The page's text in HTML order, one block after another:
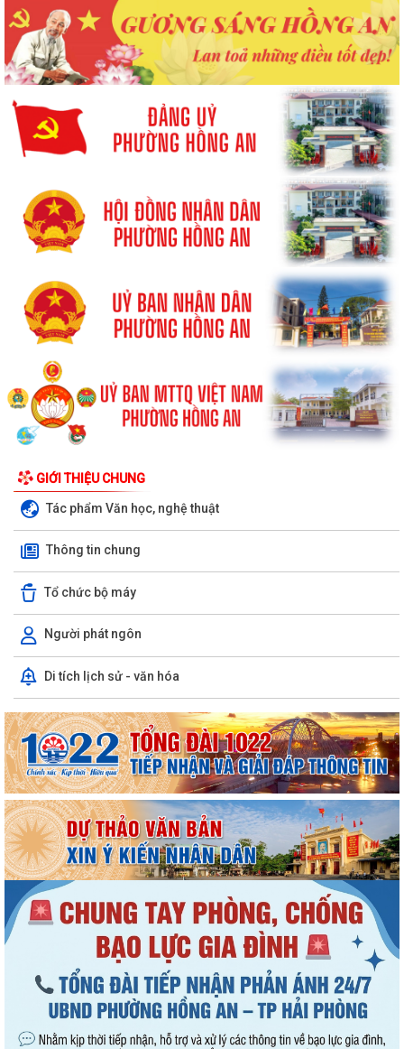
GIỚI THIỆU CHUNG
Tác phẩm Văn học, nghệ thuật
Thông tin chung
Tổ chức bộ máy
Người phát ngôn
Di tích lịch sử - văn hóa